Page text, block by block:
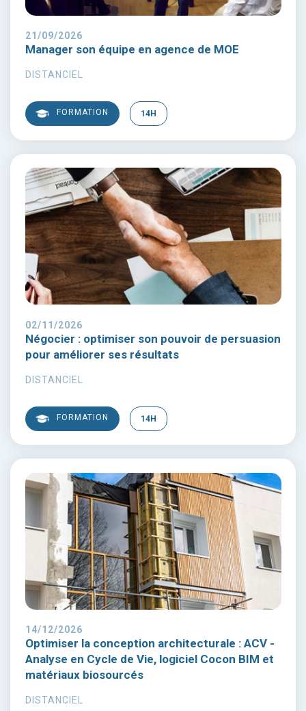
21/09/2026
Manager son équipe en agence de MOE
DISTANCIEL
FORMATION 14H
02/11/2026
Négocier : optimiser son pouvoir de persuasion
pour améliorer ses résultats
DISTANCIEL
FORMATION 14H
14/12/2026
Optimiser la conception architecturale : ACV -
Analyse en Cycle de Vie, logiciel Cocon BIM et
matériaux biosourcés
DISTANCIEL